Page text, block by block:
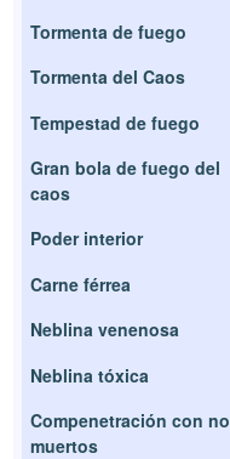
Tormenta de fuego
Tormenta del Caos
Tempestad de fuego
Gran bola de fuego del
caos
Poder interior
Carne férrea
Neblina venenosa
Neblina tóxica
Compenetración con no
muertos